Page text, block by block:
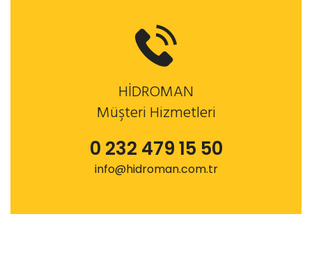
HİDROMAN
Müşteri Hizmetleri
0 232 479 15 50
info@hidroman.com.tr